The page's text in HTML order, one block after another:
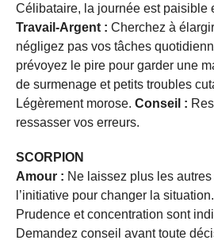
Célibataire, la journée est paisible
Travail-Argent : Cherchez à
négligez pas vos tâches
prévoyez le pire pour garder une
de surmenage et petits troubles
Légèrement morose. Conseil :
ressasser vos erreurs.
SCORPION
Amour : Ne laissez plus les
l’initiative pour changer la situation.
Prudence et concentration sont
Demandez conseil avant toute